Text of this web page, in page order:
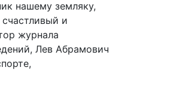
нашему земляку,
и
журнала
Лев Абрамович